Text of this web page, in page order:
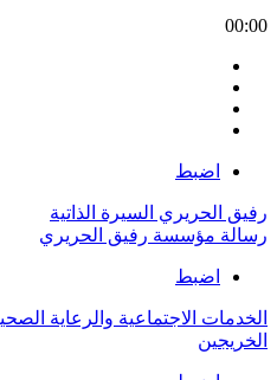
00:00
اضبط
رفيق الحريري السيرة الذاتية
رسالة مؤسسة رفيق الحريري
اضبط
الخدمات الاجتماعية والرعاية
الخريجين